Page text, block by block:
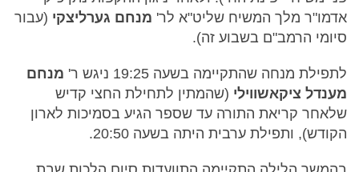
אדמו"ר מלך המשיח שליט"א לר' מנחם גערליצקי (עבור
סיומי הרמב"ם בשבוע זה).
לתפילת מנחה שהתקיימה בשעה 19:25 ניגש ר'
מנחם
מענדל ציקאשווילי (שהמתין לתחילת החצי קדיש
שלאחר קריאת התורה עד שספר הגיע בסמיכות לארון
הקודש), ותפילת ערבית היתה בשעה 20:50.